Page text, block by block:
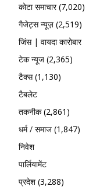
कोटा समाचार(7,020)
गैजेट्स न्यूज़ (2,519)
जिंस | वायदा कारोबार
टेक न्यूज (2,365)
टैक्स(1,130)
टैबलेट
तकनीक(2,861)
धर्म / समाज (1,847)
निवेश
पार्लियामेंट
प्रदेश(3,288)